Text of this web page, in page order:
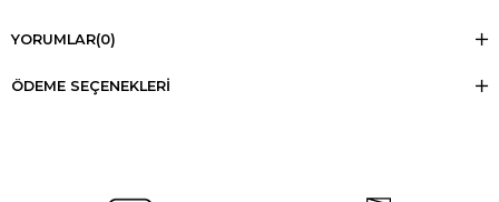
YORUMLAR(0)
ÖDEME SEÇENEKLERI